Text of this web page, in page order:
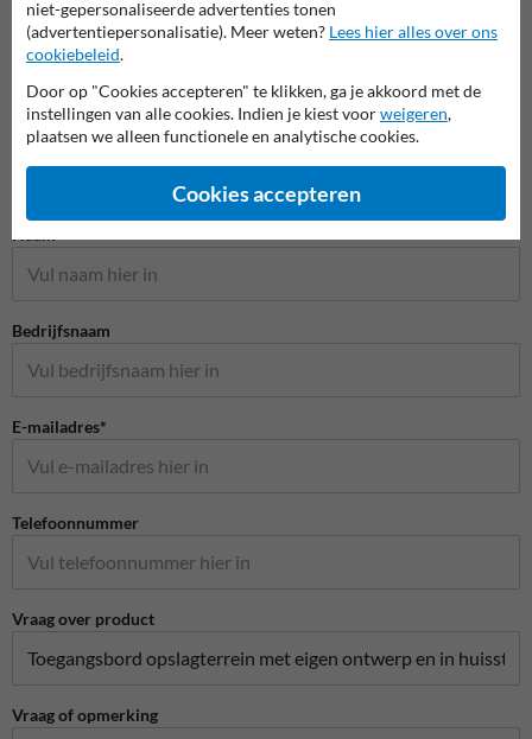
Stel je vraag aan Veiligheidsbord.nl
Bedrijfsnaam
E-mailadres*
Telefoonnummer
Vraag over product
Vraag of opmerking
niet-gepersonaliseerde advertenties tonen
(advertentiepersonalisatie). Meer weten? Lees hier alles over ons
cookiebeleid.
Door op "Cookies accepteren" te klikken, ga je akkoord met de
instellingen van alle cookies. Indien je kiest voorweigeren,
plaatsen we alleen functionele en analytische cookies.
Cookies accepteren